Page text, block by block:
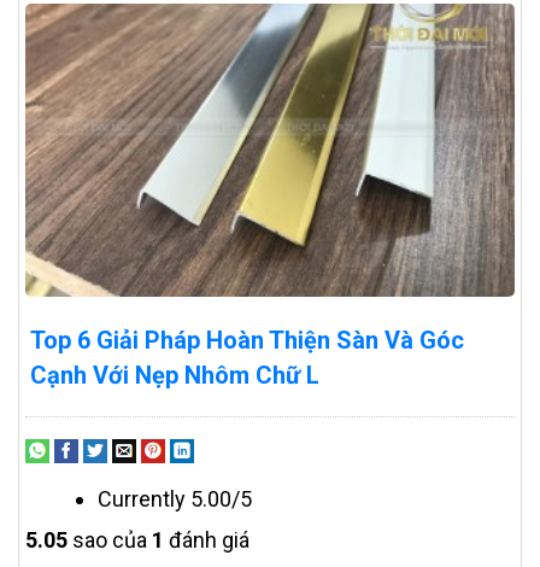
Top 6 Giải Pháp Hoàn Thiện Sàn Và Góc
Cạnh Với Nẹp Nhôm Chữ L
Currently 5.00/5
5.05 sao của 1 đánh giá